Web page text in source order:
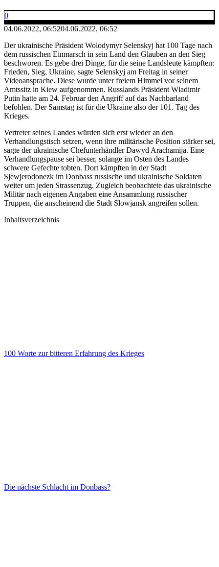
0
04.06.2022, 06:5204.06.2022, 06:52
Der ukrainische Präsident Wolodymyr Selenskyj hat 100 Tage nach
dem russischen Einmarsch in sein Land den Glauben an den Sieg
beschworen. Es gebe drei Dinge, für die seine Landsleute kämpften:
Frieden, Sieg, Ukraine, sagte Selenskyj am Freitag in seiner
Videoansprache. Diese wurde unter freiem Himmel vor seinem
Amtssitz in Kiew aufgenommen. Russlands Präsident Wladimir
Putin hatte am 24. Februar den Angriff auf das Nachbarland
befohlen. Der Samstag ist für die Ukraine also der 101. Tag des
Krieges.
Vertreter seines Landes würden sich erst wieder an den
Verhandlungstisch setzen, wenn ihre militärische Position stärker sei,
sagte der ukrainische Chefunterhändler Dawyd Arachamija. Eine
Verhandlungspause sei besser, solange im Osten des Landes
schwere Gefechte tobten. Dort kämpften in der Stadt
Sjewjerodonezk im Donbass russische und ukrainische Soldaten
weiter um jeden Strassenzug. Zugleich beobachtete das ukrainische
Militär nach eigenen Angaben eine Ansammlung russischer
Truppen, die anscheinend die Stadt Slowjansk angreifen sollen.
Inhaltsverzeichnis
100 Worte zur bitteren Erfahrung des Krieges
Die nächste Schlacht im Donbass?